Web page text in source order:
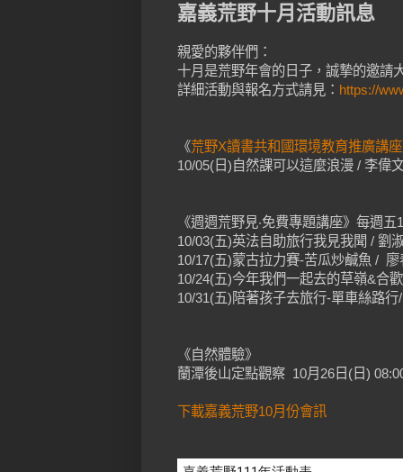
嘉義荒野十月活動訊息
親愛的夥伴們：
十月是荒野年會的日子，誠摯的邀請
詳細活動與報名方式請見： https://
《荒野X讀書共和國環境教育推廣講座
10/05(日)自然課可以這麼浪漫 / 李偉
《週週荒野見‧免費專題講座》每週五
10/03(五)英法自助旅行我見我聞 / 劉
10/17(五)蒙古拉力賽-苦瓜炒鹹魚 / 廖
10/24(五)今年我們一起去的草嶺&合
10/31(五)陪著孩子去旅行-單車絲路行
《自然體驗》
蘭潭後山定點觀察 10月26日(日)
下載嘉義荒野10月份會訊